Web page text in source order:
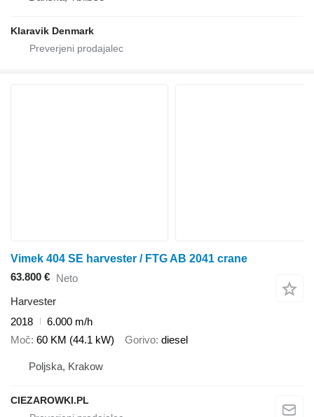
Klaravik Denmark
Vimek 404 SE harvester / FTG AB 2041 crane
63.800 € Neto
Harvester
2018
6.000 m/h
Moč 60 KM (44.1 kW) Gorivo diesel
Poljska, Krakow
CIEZAROWKI.PL